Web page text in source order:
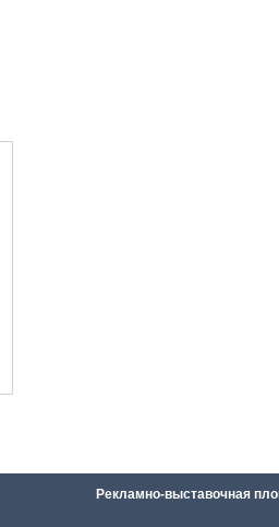
Рекламно-выставочная